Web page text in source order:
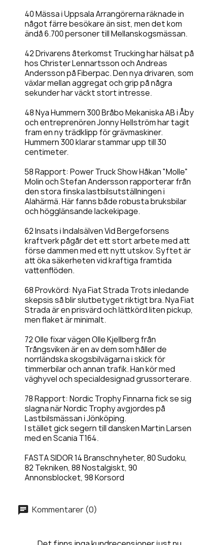
40 Mässa i Uppsala Arrangörerna räknade in
något färre besökare än sist, men det kom
ändå 6.700 personer till Mellanskogsmässan.
42 Drivarens återkomst Trucking har hälsat på
hos Christer Lennartsson och Andreas
Andersson på Fiberpac. Den nya drivaren, som
växlar mellan aggregat och grip på några
sekunder har väckt stort intresse.
48 Nya Hummern 300 Bråbo Mekaniska AB i Åby
och entreprenören Jonny Hellström har tagit
fram en ny trädklipp för grävmaskiner.
Hummern 300 klarar stammar upp till 30
centimeter.
58 Rapport: Power Truck Show Håkan "Molle"
Molin och Stefan Andersson rapporterar från
den stora finska lastbilsutställningen i
Alahärmä. Här fanns både robusta bruksbilar
och högglänsande lackekipage.
62 Insats i Indalsälven Vid Bergeforsens
kraftverk pågår det ett stort arbete med att
förse dammen med ett nytt utskov. Syftet är
att öka säkerheten vid kraftiga framtida
vattenflöden.
68 Provkörd: Nya Fiat Strada Trots inledande
skepsis så blir slutbetyget riktigt bra. Nya Fiat
Strada är en prisvärd och lättkörd liten pickup,
men flaket är minimalt.
72 Olle fixar vägen Olle Kjellberg från
Trångsviken är en av dem som håller de
norrländska skogsbilvägarna i skick för
timmerbilar och annan trafik. Han kör med
väghyvel och specialdesignad grussorterare.
78 Rapport: Nordic Trophy Finnarna fick se sig
slagna när Nordic Trophy avgjordes på
Lastbilsmässan i Jönköping.
I stället gick segern till dansken Martin Larsen
med en Scania T164.
FASTA SIDOR 14 Branschnyheter, 80 Sudoku,
82 Tekniken, 88 Nostalgiskt, 90
Annonsblocket, 98 Korsord
Kommentarer (0)